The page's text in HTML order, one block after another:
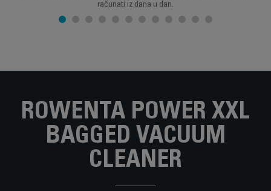
računati iz dana u dan.
ROWENTA POWER XXL
BAGGED VACUUM
CLEANER